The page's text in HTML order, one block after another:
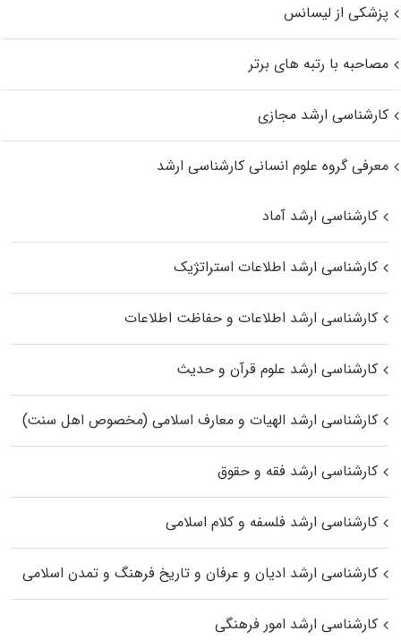
پزشکی از لیسانس
مصاحبه با رتبه های برتر
کارشناسی ارشد مجازی
معرفی گروه علوم انسانی کارشناسی ارشد
کارشناسی ارشد آماد
کارشناسی ارشد اطلاعات استراتژیک
کارشناسی ارشد اطلاعات و حفاظت اطلاعات
کارشناسی ارشد علوم قرآن و حدیث
کارشناسی ارشد الهیات و معارف اسلامی (مخصوص اهل سنت)
کارشناسی ارشد فقه و حقوق
کارشناسی ارشد فلسفه و کلام اسلامی
کارشناسی ارشد ادیان و عرفان و تاریخ فرهنگ و تمدن اسلامی
کارشناسی ارشد امور فرهنگی